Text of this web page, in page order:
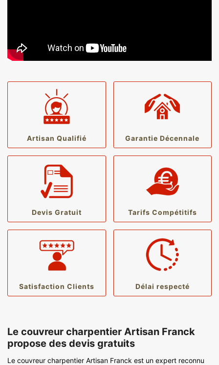
Artisan Qualifié Garantie Décennale
Devis Gratuit Tarifs Compétitifs
Satisfaction Clients Délai respecté
Le couvreur charpentier Artisan Franck
propose des devis gratuits
Le couvreur charpentier Artisan Franck est un expert reconnu